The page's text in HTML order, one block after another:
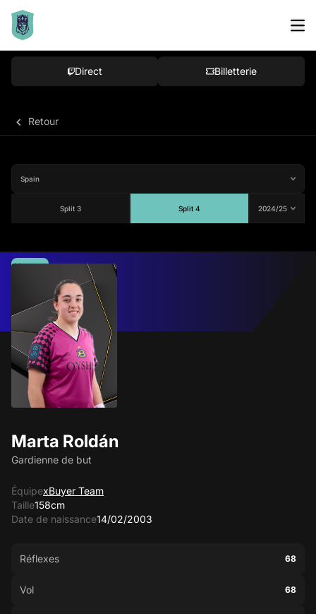
Direct Billetterie
Retour
Split 3 Split 4
Marta Roldán
Gardienne de but
ÉquipexBuyer Team
Taille158cm
Date de naissance14/02/2003
Moyenne
Réflexes 68
Vol 68